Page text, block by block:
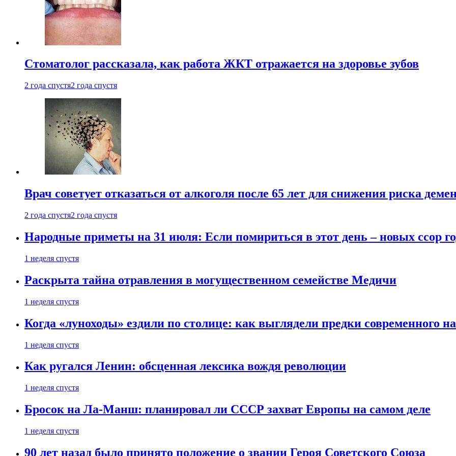
Стоматолог рассказала, как работа ЖКТ отражается на здоровье зубов
2 года спустя2 года спустя
Врач советует отказаться от алкоголя после 65 лет для снижения риска
2 года спустя2 года спустя
Народные приметы на 31 июля: Если помириться в этот день – новых ссор
1 неделя спустя
Раскрыта тайна отравления в могущественном семействе Медичи
1 неделя спустя
Когда «луноходы» ездили по столице: как выглядели предки современного
1 неделя спустя
Как ругался Ленин: обсценная лексика вождя революции
1 неделя спустя
Бросок на Ла-Манш: планировал ли СССР захват Европы на самом деле
1 неделя спустя
90 лет назад было принято положение о звании Героя Советского Союза